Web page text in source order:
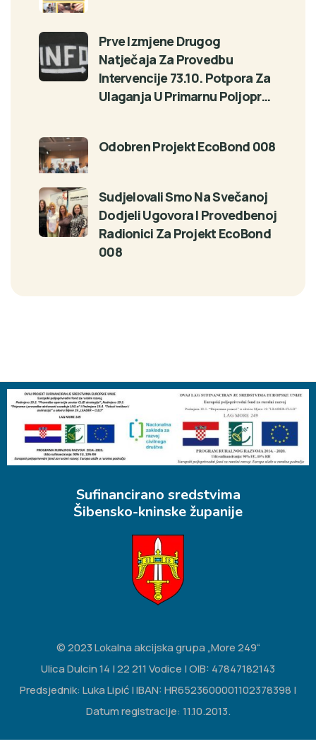
Prve Izmjene Drugog
Natječaja Za Provedbu
Intervencije 73.10. Potpora Za
Ulaganja U Primarnu Poljopr…
Odobren Projekt EcoBond 008
Sudjelovali Smo Na Svečanoj
Dodjeli Ugovora I Provedbenoj
Radionici Za Projekt EcoBond
008
Sufinancirano sredstvima
Šibensko-kninske županije
© 2023 Lokalna akcijska grupa „More 249“
Ulica Dulcin 14 | 22 211 Vodice | OIB: 47847182143
Predsjednik: Luka Lipić | IBAN: HR6523600001102378398 |
Datum registracije: 11.10.2013.